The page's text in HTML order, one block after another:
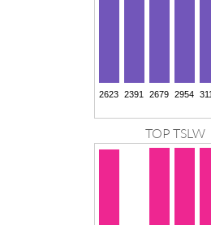
TOP TSLW